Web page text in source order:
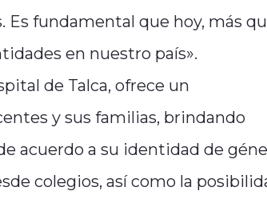
Es fundamental que hoy, más
en nuestro país».
de Talca, ofrece un
y sus familias, brindando
acuerdo a su identidad de
colegios, así como la